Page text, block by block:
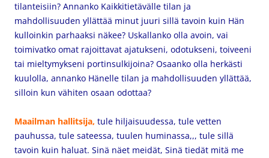
tilanteisiin? Annanko Kaikkitietävälle tilan ja
mahdollisuuden yllättää minut juuri sillä tavoin kuin Hän
kulloinkin parhaaksi näkee? Uskallanko olla avoin, vai
toimivatko omat rajoittavat ajatukseni, odotukseni, toiveeni
tai mieltymykseni portinsulkijoina? Osaanko olla herkästi
kuulolla, annanko Hänelle tilan ja mahdollisuuden yllättää,
silloin kun vähiten osaan odottaa?
Maailman hallitsija, tule hiljaisuudessa, tule vetten
pauhussa, tule sateessa, tuulen huminassa,,, tule sillä
tavoin kuin haluat. Sinä näet meidät, Sinä tiedät mitä me